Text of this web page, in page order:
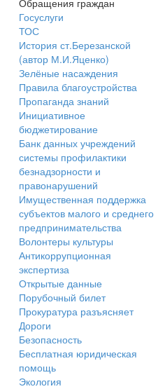
Обращения граждан
Госуслуги
ТОС
История ст.Березанской
(автор М.И.Яценко)
Зелёные насаждения
Правила благоустройства
Пропаганда знаний
Инициативное
бюджетирование
Банк данных учреждений
системы профилактики
безнадзорности и
правонарушений
Имущественная поддержка
субъектов малого и среднего
предпринимательства
Волонтеры культуры
Антикоррупционная
экспертиза
Открытые данные
Порубочный билет
Прокуратура разъясняет
Дороги
Безопасность
Бесплатная юридическая
помощь
Экология